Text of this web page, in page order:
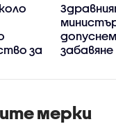
за
инвитро
забавяне
болница
мерки